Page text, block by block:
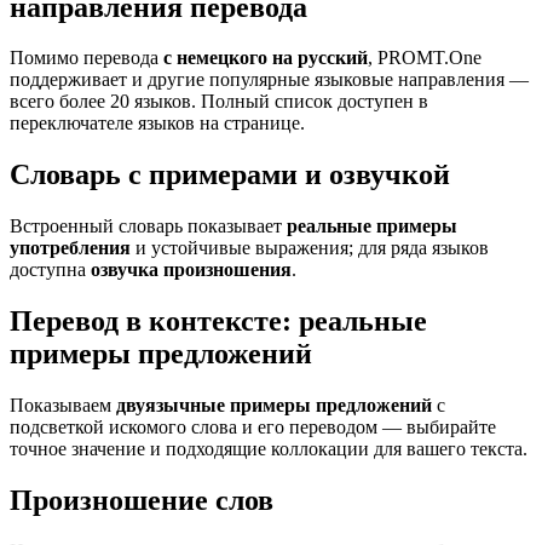
направления перевода
Помимо перевода с немецкого на русский, PROMT.One
поддерживает и другие популярные языковые направления —
всего более 20 языков. Полный список доступен в
переключателе языков на странице.
Словарь с примерами и озвучкой
Встроенный словарь показывает реальные примеры
употребления и устойчивые выражения; для ряда языков
доступна озвучка произношения.
Перевод в контексте: реальные
примеры предложений
Показываем двуязычные примеры предложений с
подсветкой искомого слова и его переводом — выбирайте
точное значение и подходящие коллокации для вашего текста.
Произношение слов